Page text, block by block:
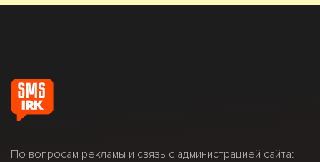
По вопросам рекламы и связь с администрацией сайта: